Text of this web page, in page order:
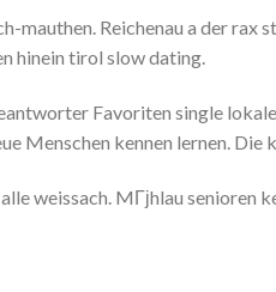
mauthen. Reichenau a der rax
hinein tirol slow dating.
Favoriten single
Menschen kennen lernen. Die
weissach. MГјhlau